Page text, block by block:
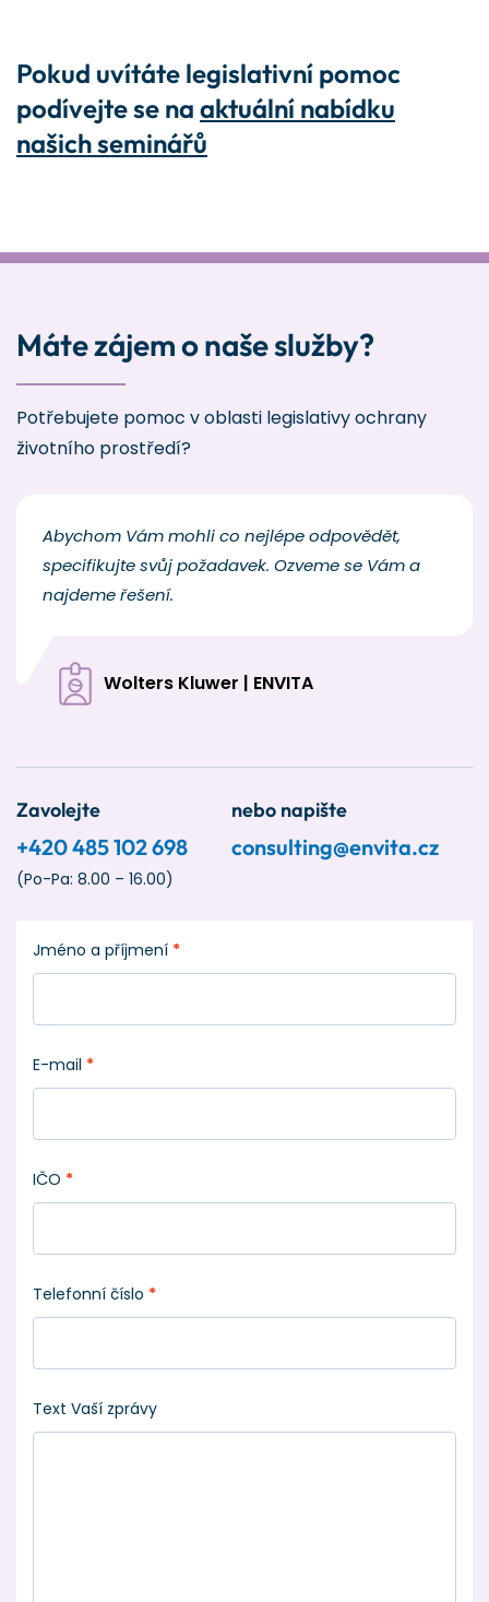
Pokud uvítáte legislativní pomoc
podívejte se na aktuální nabídku
našich seminářů
Máte zájem o naše služby?
Potřebujete pomoc v oblasti legislativy ochrany
životního prostředí?
Abychom Vám mohli co nejlépe odpovědět,
specifikujte svůj požadavek. Ozveme se Vám a
najdeme řešení.
Wolters Kluwer | ENVITA
Zavolejte
+420 485 102 698
(Po-Pa: 8.00 – 16.00)
nebo napište
consulting@envita.cz
Jméno a příjmení *
E-mail *
IČO *
Telefonní číslo *
Text Vaší zprávy